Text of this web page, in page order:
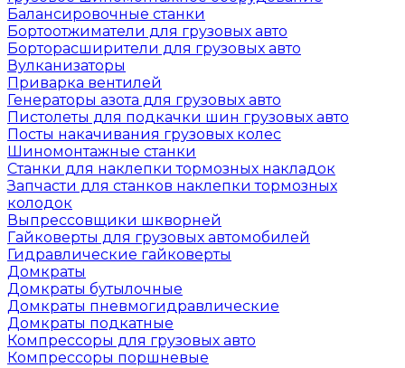
Балансировочные станки
Бортоотжиматели для грузовых авто
Борторасширители для грузовых авто
Вулканизаторы
Приварка вентилей
Генераторы азота для грузовых авто
Пистолеты для подкачки шин грузовых авто
Посты накачивания грузовых колес
Шиномонтажные станки
Станки для наклепки тормозных накладок
Запчасти для станков наклепки тормозных
колодок
Выпрессовщики шкворней
Гайковерты для грузовых автомобилей
Гидравлические гайковерты
Домкраты
Домкраты бутылочные
Домкраты пневмогидравлические
Домкраты подкатные
Компрессоры для грузовых авто
Компрессоры поршневые